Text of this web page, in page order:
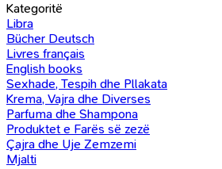
Kategoritë
Libra
Bücher Deutsch
Livres français
English books
Sexhade, Tespih dhe Pllakata
Krema, Vajra dhe Diverses
Parfuma dhe Shampona
Produktet e Farës së zezë
Çajra dhe Uje Zemzemi
Mjalti